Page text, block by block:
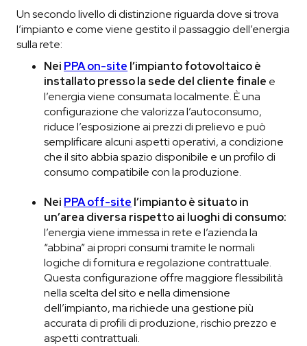
Un secondo livello di distinzione riguarda dove si trova
l’impianto e come viene gestito il passaggio dell’energia
sulla rete:
Nei PPA on-site l’impianto fotovoltaico è
installato presso la sede del cliente finale e
l’energia viene consumata localmente. È una
configurazione che valorizza l’autoconsumo,
riduce l’esposizione ai prezzi di prelievo e può
semplificare alcuni aspetti operativi, a condizione
che il sito abbia spazio disponibile e un profilo di
consumo compatibile con la produzione.
Nei PPA off-site l’impianto è situato in
un’area diversa rispetto ai luoghi di consumo:
l’energia viene immessa in rete e l’azienda la
“abbina” ai propri consumi tramite le normali
logiche di fornitura e regolazione contrattuale.
Questa configurazione offre maggiore flessibilità
nella scelta del sito e nella dimensione
dell’impianto, ma richiede una gestione più
accurata di profili di produzione, rischio prezzo e
aspetti contrattuali.